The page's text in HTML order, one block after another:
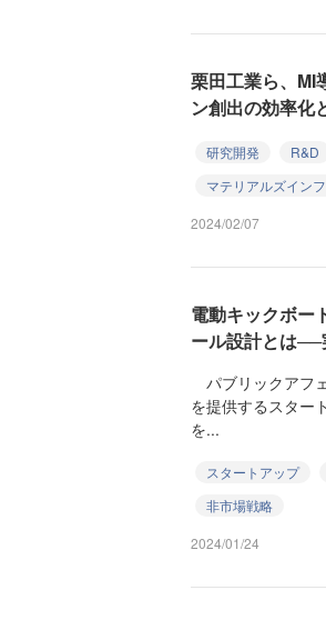
栗田工業ら、MI
ン創出の効率化
研究開発 R&D
マテリアルズイン
2024/02/07
電動キックボー
ール設計とは
パブリックアフ
を提供するスター
を...
スタートアップ
非市場戦略
2024/01/24